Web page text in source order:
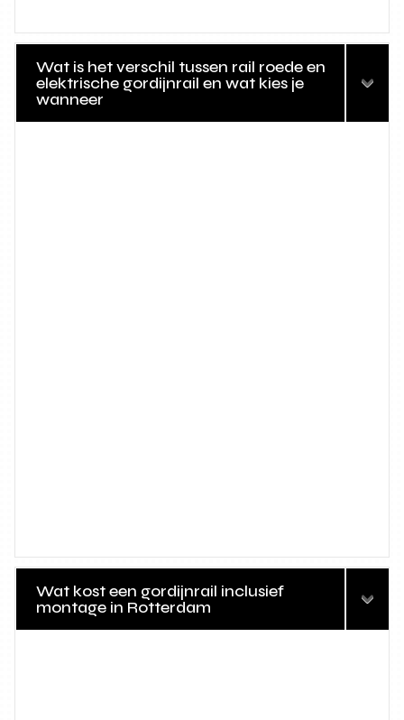
Wat is het verschil tussen rail roede en
elektrische gordijnrail en wat kies je
wanneer
Wat kost een gordijnrail inclusief
montage in Rotterdam